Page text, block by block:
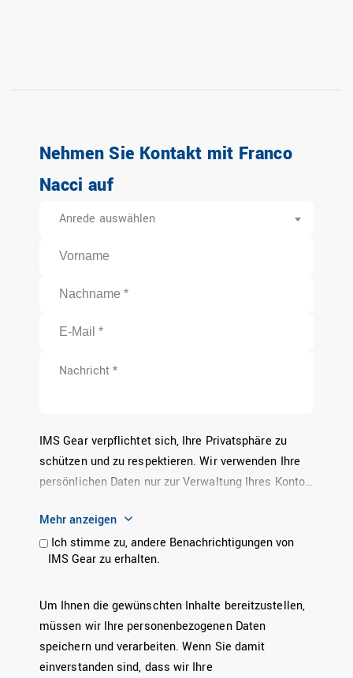
Nehmen Sie Kontakt mit Franco
Nacci auf
Anrede auswählen
IMS Gear verpflichtet sich, Ihre Privatsphäre zu
schützen und zu respektieren. Wir verwenden Ihre
persönlichen Daten nur zur Verwaltung Ihres Kontos
Produkte und Dienstleistungen. Von Zeit zu Zeit
möchten wir Sie über unsere Produkte und
Dienstleistungen sowie andere Inhalte, die für Sie
damit einverstanden sind, dass wir Sie zu diesem
Zweck kontaktieren, geben Sie bitte unten an, wie
Sie von uns kontaktiert werden möchten:
Mehr anzeigen
Ich stimme zu, andere Benachrichtigungen von
IMS Gear zu erhalten.
Um Ihnen die gewünschten Inhalte bereitzustellen,
müssen wir Ihre personenbezogenen Daten
speichern und verarbeiten. Wenn Sie damit
einverstanden sind, dass wir Ihre